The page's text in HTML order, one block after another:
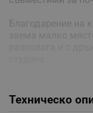
Благодарение на
- Капацитет: 3.5
- Дигитален
Техническо